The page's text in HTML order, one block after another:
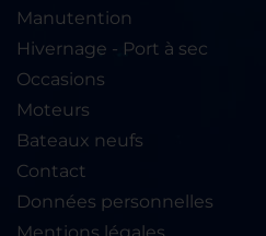
Manutention
Hivernage - Port à sec
Occasions
Moteurs
Bateaux neufs
Contact
Données personnelles